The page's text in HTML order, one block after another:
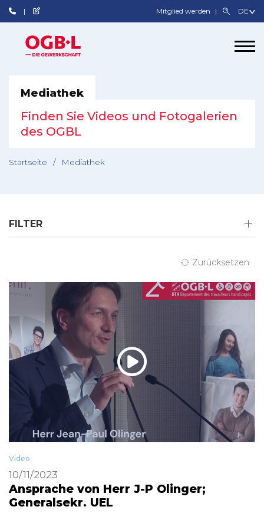
Mitglied werden
Mediathek
Finden Sie Videos und Fotogalerien
des OGBL
Startseite / Mediathek
FILTER
Zurücksetzen
Video
10/11/2023
Ansprache von Herr J-P Olinger;
Generalsekr. UEL